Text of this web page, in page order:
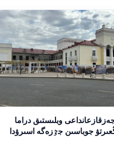
وبلىستىق دراما
جوباسىن جٷزەگە اسىرۋدا